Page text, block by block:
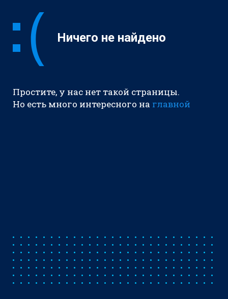
Ничего не найдено
Простите, у нас нет такой страницы.
Но есть много интересного на главной